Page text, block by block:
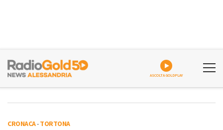
ASCOLTA GOLDPLAY
CRONACA-TORTONA